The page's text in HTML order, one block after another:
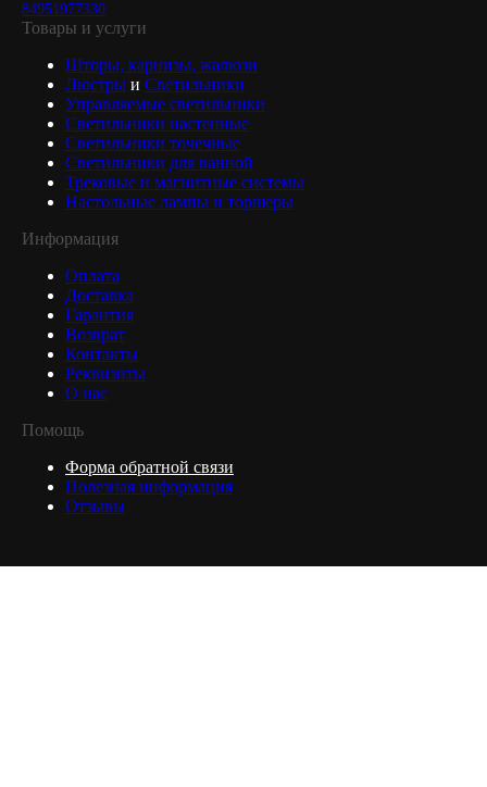
84951977330
Товары и услуги
Шторы, карнизы, жалюзи
Люстры и Светильники
Управляемые светильники
Светильники настенные
Светильники точечные
Светильники для ванной
Трековые и магнитные системы
Настольные лампы и торшеры
Информация
Оплата
Доставка
Гарантия
Возврат
Контакты
Реквизиты
О нас
Помощь
Форма обратной связи
Полезная информация
Отзывы